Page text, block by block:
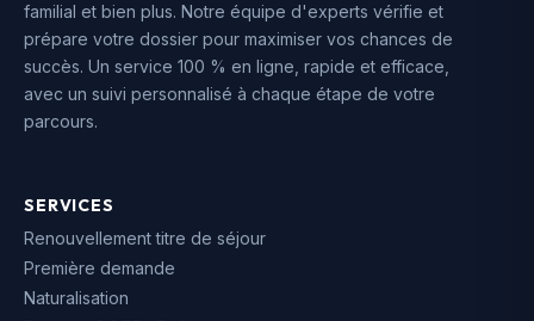
familial et bien plus. Notre équipe d'experts vérifie et
prépare votre dossier pour maximiser vos chances de
succès. Un service 100 % en ligne, rapide et efficace,
avec un suivi personnalisé à chaque étape de votre
parcours.
SERVICES
Renouvellement titre de séjour
Première demande
Naturalisation